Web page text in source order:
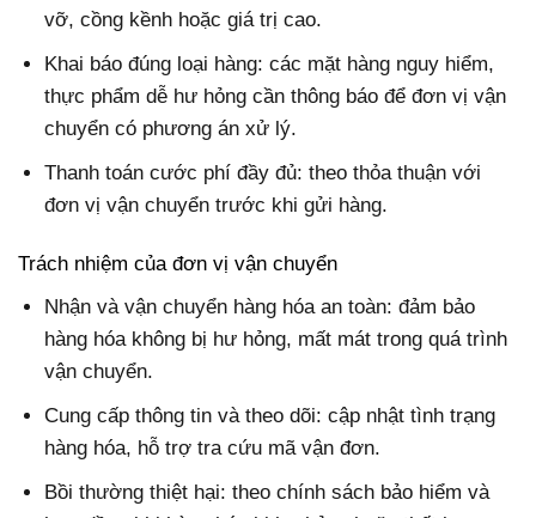
vỡ, cồng kềnh hoặc giá trị cao.
Khai báo đúng loại hàng: các mặt hàng nguy hiểm,
thực phẩm dễ hư hỏng cần thông báo để đơn vị vận
chuyển có phương án xử lý.
Thanh toán cước phí đầy đủ: theo thỏa thuận với
đơn vị vận chuyển trước khi gửi hàng.
Trách nhiệm của đơn vị vận chuyển
Nhận và vận chuyển hàng hóa an toàn: đảm bảo
hàng hóa không bị hư hỏng, mất mát trong quá trình
vận chuyển.
Cung cấp thông tin và theo dõi: cập nhật tình trạng
hàng hóa, hỗ trợ tra cứu mã vận đơn.
Bồi thường thiệt hại: theo chính sách bảo hiểm và